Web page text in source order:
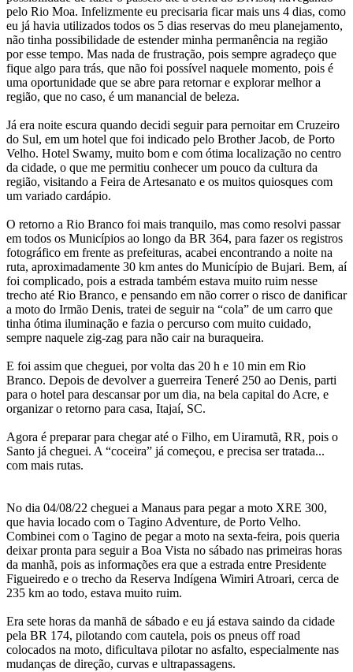
pelo Rio Moa. Infelizmente eu precisaria ficar mais uns 4 dias, como
eu já havia utilizados todos os 5 dias reservas do meu planejamento,
não tinha possibilidade de estender minha permanência na região
por esse tempo. Mas nada de frustração, pois sempre agradeço que
fique algo para trás, que não foi possível naquele momento, pois é
uma oportunidade que se abre para retornar e explorar melhor a
região, que no caso, é um manancial de beleza.
Já era noite escura quando decidi seguir para pernoitar em Cruzeiro
do Sul, em um hotel que foi indicado pelo Brother Jacob, de Porto
Velho. Hotel Swamy, muito bom e com ótima localização no centro
da cidade, o que me permitiu conhecer um pouco da cultura da
região, visitando a Feira de Artesanato e os muitos quiosques com
um variado cardápio.
O retorno a Rio Branco foi mais tranquilo, mas como resolvi passar
em todos os Municípios ao longo da BR 364, para fazer os registros
fotográfico em frente as prefeituras, acabei encontrando a noite na
ruta, aproximadamente 30 km antes do Município de Bujari. Bem, aí
foi complicado, pois a estrada também estava muito ruim nesse
trecho até Rio Branco, e pensando em não correr o risco de danificar
a moto do Irmão Denis, tratei de seguir na “cola” de um carro que
tinha ótima iluminação e fazia o percurso com muito cuidado,
sempre naquele zig-zag para não cair na buraqueira.
E foi assim que cheguei, por volta das 20 h e 10 min em Rio
Branco. Depois de devolver a guerreira Teneré 250 ao Denis, parti
para o hotel para descansar por um dia, na bela capital do Acre, e
organizar o retorno para casa, Itajaí, SC.
Agora é preparar para chegar até o Filho, em Uiramutã, RR, pois o
Santo já cheguei. A “coceira” já começou, e precisa ser tratada...
com mais rutas.
No dia 04/08/22 cheguei a Manaus para pegar a moto XRE 300,
que havia locado com o Tagino Adventure, de Porto Velho.
Combinei com o Tagino de pegar a moto na sexta-feira, pois queria
deixar pronta para seguir a Boa Vista no sábado nas primeiras horas
da manhã, pois as informações era que a estrada entre Presidente
Figueiredo e o trecho da Reserva Indígena Wimiri Atroari, cerca de
235 km ao todo, estava muito ruim.
Era sete horas da manhã de sábado e eu já estava saindo da cidade
pela BR 174, pilotando com cautela, pois os pneus off road
colocados na moto, dificultava pilotar no asfalto, especialmente nas
mudanças de direção, curvas e ultrapassagens.